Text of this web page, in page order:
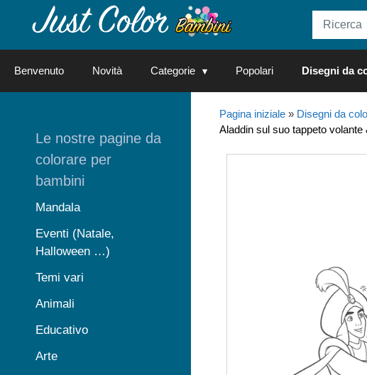
Benvenuto Novità Categorie Popolari Disegni da
Pagina iniziale» Disegni da
Aladdin sul suo tappeto
Le nostre pagine da
colorare per
bambini
Mandala
Eventi (Natale,
Halloween …)
Temi vari
Animali
Educativo
Arte